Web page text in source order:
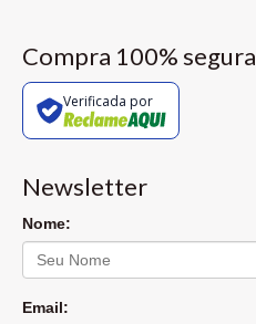
Compra 100% segura
Verificada por
Newsletter
Nome:
Email: